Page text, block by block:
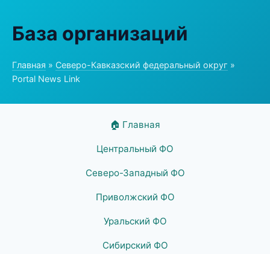
База организаций
Главная » Северо-Кавказский федеральный округ »
Portal News Link
🏠 Главная
Центральный ФО
Северо-Западный ФО
Приволжский ФО
Уральский ФО
Сибирский ФО